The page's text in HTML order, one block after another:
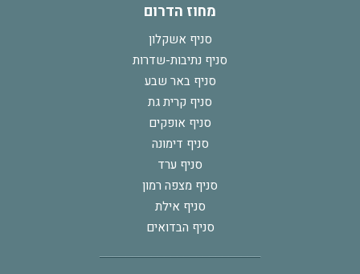
מחוז הדרום
סניף אשקלון
סניף נתיבות-שדרות
סניף באר שבע
סניף קרית גת
סניף אופקים
סניף דימונה
סניף ערד
סניף מצפה רמון
סניף אילת
סניף הבדואים